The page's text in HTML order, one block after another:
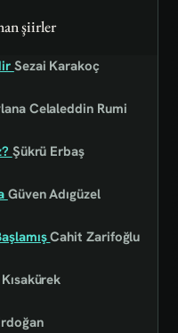
şiirler
Sezai Karakoç
Celaleddin Rumi
Şükrü Erbaş
Güven Adıgüzel
Cahit Zarifoğlu